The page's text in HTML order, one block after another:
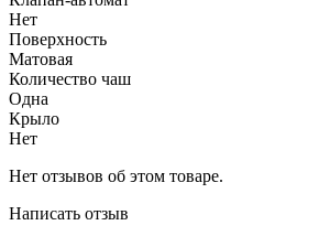
Нет
Поверхность
Матовая
Количество чаш
Одна
Крыло
Нет
Нет отзывов об этом товаре.
Написать отзыв